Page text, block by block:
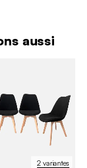
aussi
2 variantes